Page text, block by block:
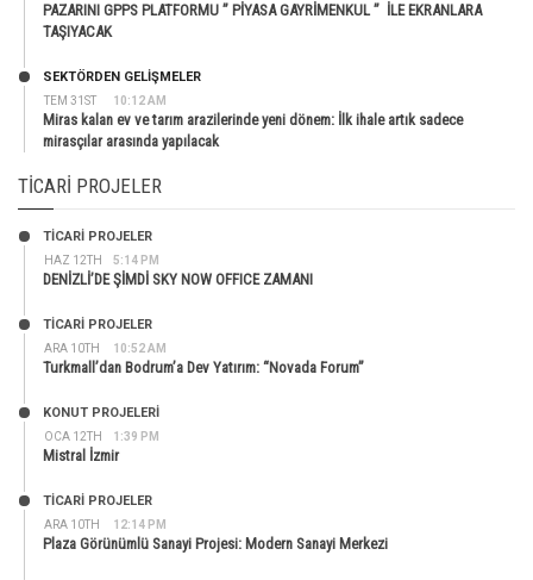
PAZARINI GPPS PLATFORMU ” PİYASA GAYRİMENKUL ” İLE EKRANLARA
TAŞIYACAK
TEM 31ST 10:12 AM
SEKTÖRDEN GELIŞMELER
Miras kalan ev ve tarım arazilerinde yeni dönem: İlk ihale artık sadece
mirasçılar arasında yapılacak
TICARI PROJELER
HAZ 12TH 5:14 PM
TİCARİ PROJELER
DENİZLİ’DE ŞİMDİ SKY NOW OFFICE ZAMANI
ARA 10TH 10:52 AM
TİCARİ PROJELER
Turkmall’dan Bodrum’a Dev Yatırım: “Novada Forum”
OCA 12TH 1:39 PM
KONUT PROJELERI
Mistral İzmir
ARA 10TH 12:14 PM
TİCARİ PROJELER
Plaza Görünümlü Sanayi Projesi: Modern Sanayi Merkezi